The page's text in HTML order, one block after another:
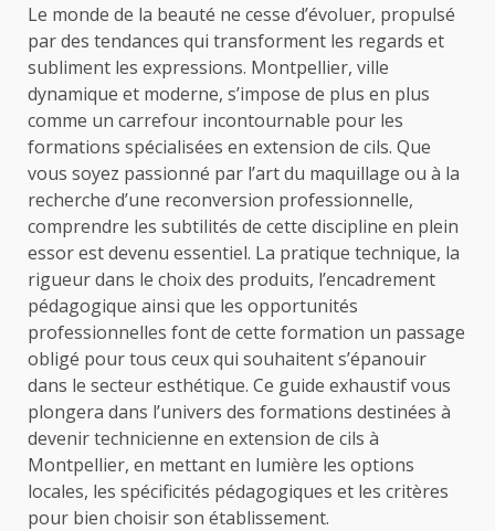
Le monde de la beauté ne cesse d’évoluer, propulsé
par des tendances qui transforment les regards et
subliment les expressions. Montpellier, ville
dynamique et moderne, s’impose de plus en plus
comme un carrefour incontournable pour les
formations spécialisées en extension de cils. Que
vous soyez passionné par l’art du maquillage ou à la
recherche d’une reconversion professionnelle,
comprendre les subtilités de cette discipline en plein
essor est devenu essentiel. La pratique technique, la
rigueur dans le choix des produits, l’encadrement
pédagogique ainsi que les opportunités
professionnelles font de cette formation un passage
obligé pour tous ceux qui souhaitent s’épanouir
dans le secteur esthétique. Ce guide exhaustif vous
plongera dans l’univers des formations destinées à
devenir technicienne en extension de cils à
Montpellier, en mettant en lumière les options
locales, les spécificités pédagogiques et les critères
pour bien choisir son établissement.